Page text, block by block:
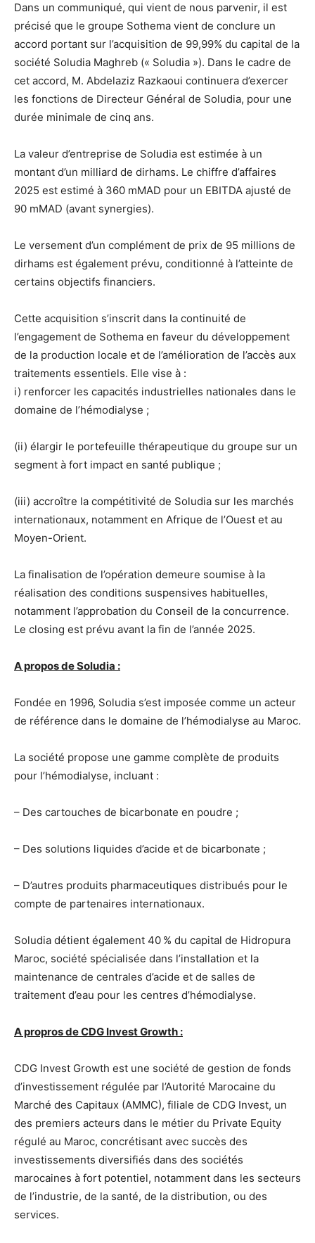
Dans un communiqué, qui vient de nous parvenir, il est
précisé que le groupe Sothema vient de conclure un
accord portant sur l’acquisition de 99,99% du capital de la
société Soludia Maghreb (« Soludia »). Dans le cadre de
cet accord, M. Abdelaziz Razkaoui continuera d’exercer
les fonctions de Directeur Général de Soludia, pour une
durée minimale de cinq ans.
La valeur d’entreprise de Soludia est estimée à un
montant d’un milliard de dirhams. Le chiffre d’affaires
2025 est estimé à 360 mMAD pour un EBITDA ajusté de
90 mMAD (avant synergies).
Le versement d’un complément de prix de 95 millions de
dirhams est également prévu, conditionné à l’atteinte de
certains objectifs financiers.
Cette acquisition s’inscrit dans la continuité de
l’engagement de Sothema en faveur du développement
de la production locale et de l’amélioration de l’accès aux
traitements essentiels. Elle vise à :
i) renforcer les capacités industrielles nationales dans le
domaine de l’hémodialyse ;
(ii) élargir le portefeuille thérapeutique du groupe sur un
segment à fort impact en santé publique ;
(iii) accroître la compétitivité de Soludia sur les marchés
internationaux, notamment en Afrique de l’Ouest et au
Moyen-Orient.
La finalisation de l’opération demeure soumise à la
réalisation des conditions suspensives habituelles,
notamment l’approbation du Conseil de la concurrence.
Le closing est prévu avant la fin de l’année 2025.
A propos de Soludia :
Fondée en 1996, Soludia s’est imposée comme un acteur
de référence dans le domaine de l’hémodialyse au Maroc.
La société propose une gamme complète de produits
pour l’hémodialyse, incluant :
– Des cartouches de bicarbonate en poudre ;
– Des solutions liquides d’acide et de bicarbonate ;
– D’autres produits pharmaceutiques distribués pour le
compte de partenaires internationaux.
Soludia détient également 40 % du capital de Hidropura
Maroc, société spécialisée dans l’installation et la
maintenance de centrales d’acide et de salles de
traitement d’eau pour les centres d’hémodialyse.
A propros de CDG Invest Growth :
CDG Invest Growth est une société de gestion de fonds
d’investissement régulée par l’Autorité Marocaine du
Marché des Capitaux (AMMC), filiale de CDG Invest, un
des premiers acteurs dans le métier du Private Equity
régulé au Maroc, concrétisant avec succès des
investissements diversifiés dans des sociétés
marocaines à fort potentiel, notamment dans les secteurs
de l’industrie, de la santé, de la distribution, ou des
services.